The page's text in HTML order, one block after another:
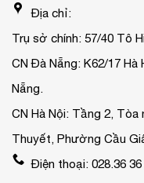
Địa chỉ:
Trụ sở chính: 57/40 Tô
CN Đà Nẵng: K62/17
Nẵng.
CN Hà Nội: Tầng 2,
Thuyết, Phường Cầu
Điện thoại: 028.36 36